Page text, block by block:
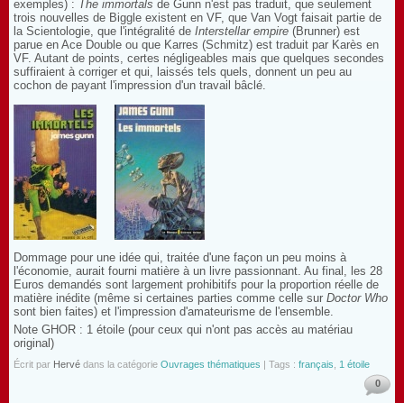
exemples) : The immortals de Gunn n'est pas traduit, que seulement
trois nouvelles de Biggle existent en VF, que Van Vogt faisait partie de
la Scientologie, que l'intégralité de Interstellar empire (Brunner) est
parue en Ace Double ou que Karres (Schmitz) est traduit par Karès en
VF. Autant de points, certes négligeables mais que quelques secondes
suffiraient à corriger et qui, laissés tels quels, donnent un peu au
cochon de payant l'impression d'un travail bâclé.
Dommage pour une idée qui, traitée d'une façon un peu moins à
l'économie, aurait fourni matière à un livre passionnant. Au final, les 28
Euros demandés sont largement prohibitifs pour la proportion réelle de
matière inédite (même si certaines parties comme celle sur Doctor Who
sont bien faites) et l'impression d'amateurisme de l'ensemble.
Note GHOR : 1 étoile (pour ceux qui n'ont pas accès au matériau
original)
Écrit par Hervé dans la catégorie Ouvrages thématiques | Tags : français
1 étoile
0